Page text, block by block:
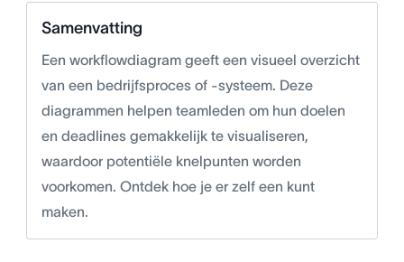
Samenvatting
Een workflowdiagram geeft een visueel overzicht
van een bedrijfsproces of -systeem. Deze
diagrammen helpen teamleden om hun doelen
en deadlines gemakkelijk te visualiseren,
waardoor potentiële knelpunten worden
voorkomen. Ontdek hoe je er zelf een kunt
maken.